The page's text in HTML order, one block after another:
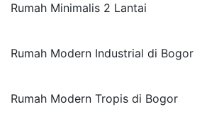
Rumah Minimalis 2 Lantai
Rumah Modern Industrial di Bogor
Rumah Modern Tropis di Bogor